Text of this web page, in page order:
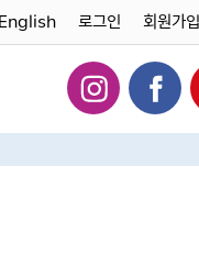
English 로그인 회원가입